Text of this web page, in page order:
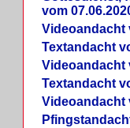
vom
Videoandacht
Textandacht
Videoandacht
Textandacht
Videoandacht